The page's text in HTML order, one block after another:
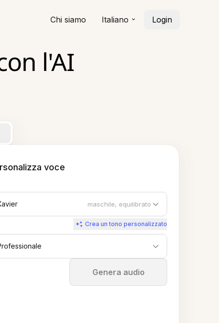
Chi siamo Italiano Login
l'AI
voce
maschile, equilibrato
Crea un tono personalizzato
Genera audio
Ferma